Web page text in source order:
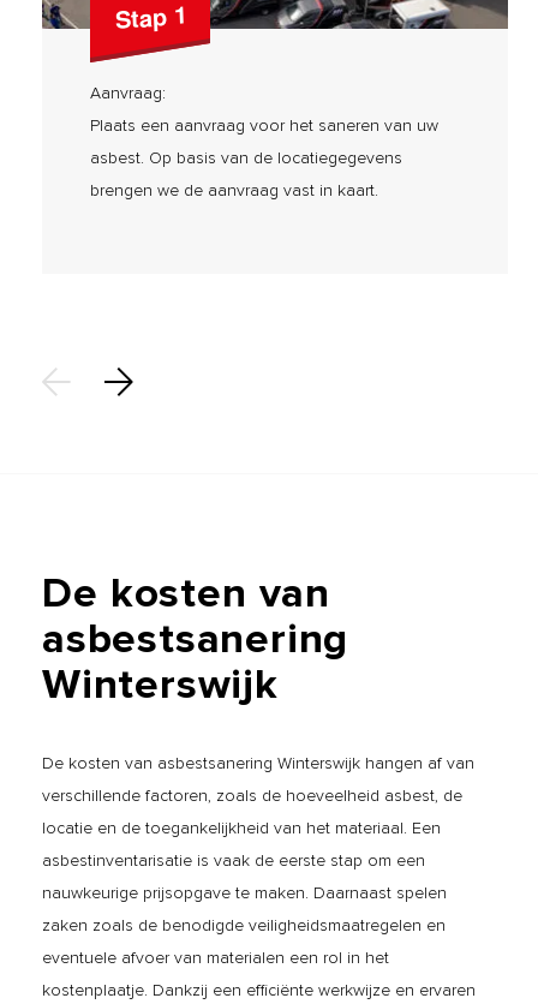
Stap 1
Aanvraag:
Plaats een aanvraag voor het saneren van uw
asbest. Op basis van de locatiegegevens
brengen we de aanvraag vast in kaart.
De kosten van
asbestsanering
Winterswijk
De kosten van asbestsanering Winterswijk hangen af van
verschillende factoren, zoals de hoeveelheid asbest, de
locatie en de toegankelijkheid van het materiaal. Een
asbestinventarisatie is vaak de eerste stap om een
nauwkeurige prijsopgave te maken. Daarnaast spelen
zaken zoals de benodigde veiligheidsmaatregelen en
eventuele afvoer van materialen een rol in het
kostenplaatje. Dankzij een efficiënte werkwijze en ervaren